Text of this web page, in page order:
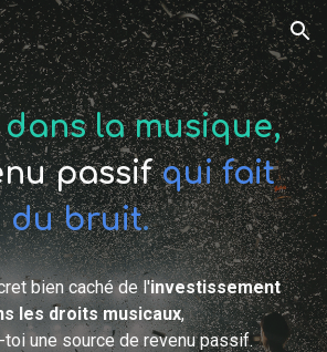
Skip to navigation
la musique,
passifqui fait
du bruit.
bien caché de l'investissement
les droits musicaux,
une source de revenu passif.